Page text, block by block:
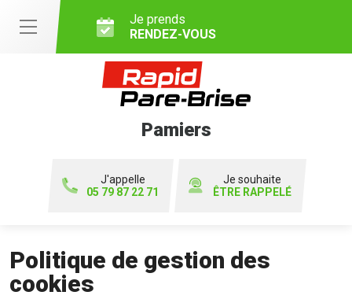
Je prends
RENDEZ-VOUS
Pamiers
J'appelle
05 79 87 22 71
Je souhaite
ÊTRE RAPPELÉ
Politique de gestion des
cookies